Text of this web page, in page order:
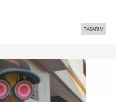
TASARIM